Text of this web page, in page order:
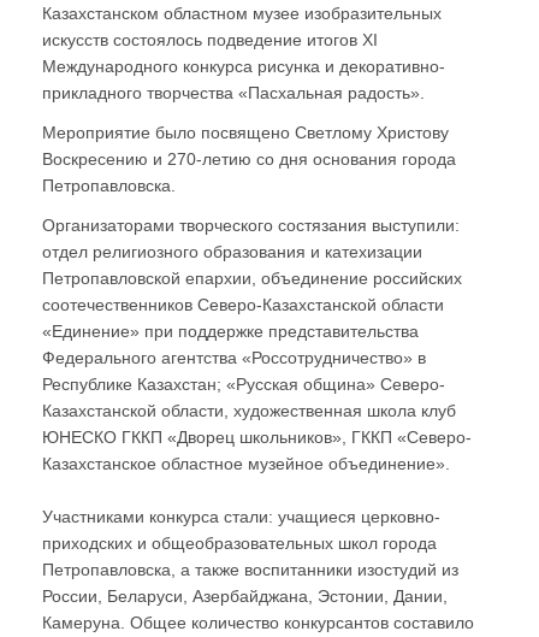
Казахстанском областном музее изобразительных
искусств состоялось подведение итогов XI
Международного конкурса рисунка и декоративно-
прикладного творчества «Пасхальная радость».
Мероприятие было посвящено Светлому Христову
Воскресению и 270-летию со дня основания города
Петропавловска.
Организаторами творческого состязания выступили:
отдел религиозного образования и катехизации
Петропавловской епархии, объединение российских
соотечественников Северо-Казахстанской области
«Единение» при поддержке представительства
Федерального агентства «Россотрудничество» в
Республике Казахстан; «Русская община» Северо-
Казахстанской области, художественная школа клуб
ЮНЕСКО ГККП «Дворец школьников», ГККП «Северо-
Казахстанское областное музейное объединение».
Участниками конкурса стали: учащиеся церковно-
приходских и общеобразовательных школ города
Петропавловска, а также воспитанники изостудий из
России, Беларуси, Азербайджана, Эстонии, Дании,
Камеруна. Общее количество конкурсантов составило